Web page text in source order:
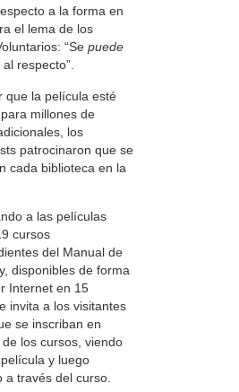
a la forma en
el lema de los
“Se puede
respecto”.
que la película esté
millones de
los
patrocinaron que se
cada biblioteca en la
a las películas
cursos
del Manual de
disponibles de forma
Internet en 15
invita a los visitantes
se inscriban en
los cursos, viendo
y luego
a través del curso.